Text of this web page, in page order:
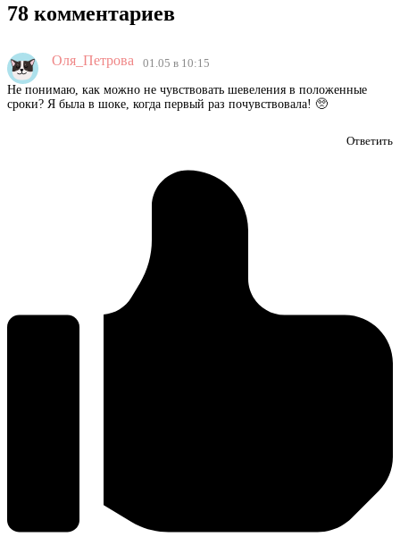
78 комментариев
Оля_Петрова 01.05 в 10:15
Не понимаю, как можно не чувствовать шевеления в положенные
сроки? Я была в шоке, когда первый раз почувствовала! 🥺
Ответить